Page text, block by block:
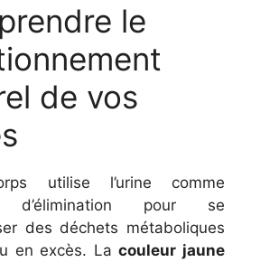
le
de vos
utilise l’urine comme
d’élimination pour se
des déchets métaboliques
en excès. Lacouleur jaune